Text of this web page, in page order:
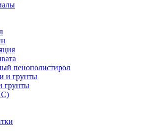
пенополистирол
грунты